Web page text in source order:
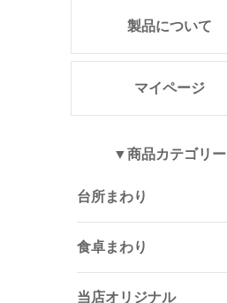
製品について
マイページ
▼商品カテゴリー
台所まわり
食卓まわり
当店オリジナル